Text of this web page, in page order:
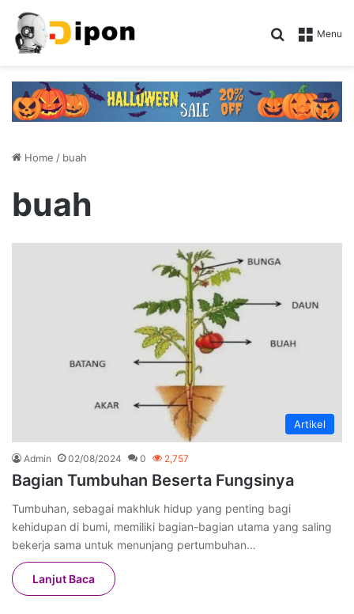
Menu
Search for
Home / buah
buah
Artikel
Admin 02/08/2024 0 2,757
Bagian Tumbuhan Beserta Fungsinya
Tumbuhan, sebagai makhluk hidup yang penting bagi
kehidupan di bumi, memiliki bagian-bagian utama yang saling
bekerja sama untuk menunjang pertumbuhan…
Lanjut Baca